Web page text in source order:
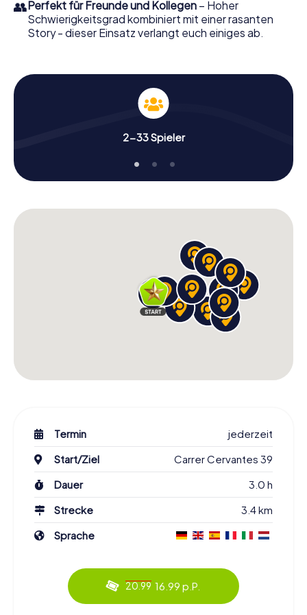
👥Perfekt für Freunde und Kollegen – Hoher
Schwierigkeitsgrad kombiniert mit einer rasanten
Story - dieser Einsatz verlangt euch einiges ab.
2-33 Spieler
Termin
jederzeit
Start/Ziel
Carrer Cervantes 39
Dauer
3.0 h
Strecke
3.4 km
Sprache
20.99 16.99 p.P.